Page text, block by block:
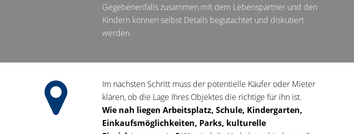
Gegebenenfalls zusammen mit dem Lebenspartner und den
Kindern können selbst Details begutachtet und diskutiert
werden.
Im nächsten Schritt muss der potentielle Käufer oder Mieter
klären, ob die Lage Ihres Objektes die richtige für ihn ist.
Wie nah liegen Arbeitsplatz, Schule, Kindergarten,
Einkaufsmöglichkeiten, Parks, kulturelle